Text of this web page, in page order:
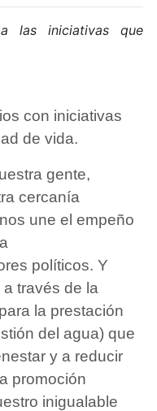
las iniciativas que
con iniciativas
de vida.
gente,
cercanía
une el empeño
políticos. Y
través de la
la prestación
del agua) que
y a reducir
promoción
inigualable